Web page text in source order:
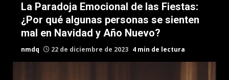
La Paradoja Emocional de las Fiestas:
¿Por qué algunas personas se sienten
mal en Navidad y Año Nuevo?
nmdq 22 de diciembre de 2023 4 min de lectura